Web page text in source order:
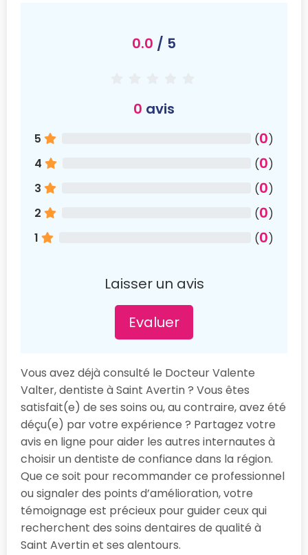
0.0 / 5
0 avis
5 (0)
4
(0)
3
(0)
2
(0)
1
(0)
Laisser un avis
Evaluer
Vous avez déjà consulté le Docteur Valente
Valter, dentiste à Saint Avertin ? Vous êtes
satisfait(e) de ses soins ou, au contraire, avez été
déçu(e) par votre expérience ? Partagez votre
avis en ligne pour aider les autres internautes à
choisir un dentiste de confiance dans la région.
Que ce soit pour recommander ce professionnel
ou signaler des points d’amélioration, votre
témoignage est précieux pour guider ceux qui
recherchent des soins dentaires de qualité à
Saint Avertin et ses alentours.